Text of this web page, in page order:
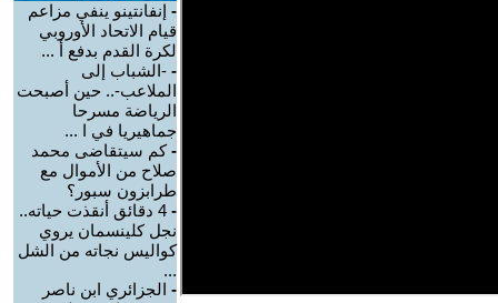
- إنفانتينو ينفي مزاعم
قيام الاتحاد الأوروبي
لكرة القدم بدفع أ ...
- -الشباب إلى
الملاعب-.. حين أصبحت
الرياضة مسرحا
جماهيريا في ا ...
-كم سيتقاضى محمد
صلاح من الأموال مع
طرابزون سبور؟
-
4 دقائق أنقذت حياته..
نجل كلينسمان يروي
كواليس نجاته من الشل
...
- الجزائري ابن ناصر